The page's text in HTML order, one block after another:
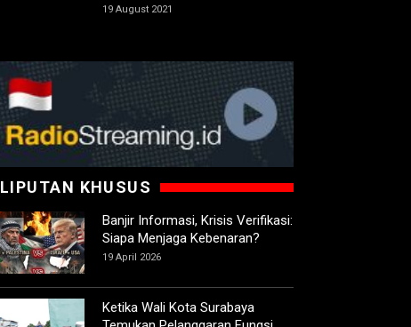
19 August 2021
LIPUTAN KHUSUS
Banjir Informasi, Krisis Verifikasi:
Siapa Menjaga Kebenaran?
19 April 2026
Ketika Wali Kota Surabaya